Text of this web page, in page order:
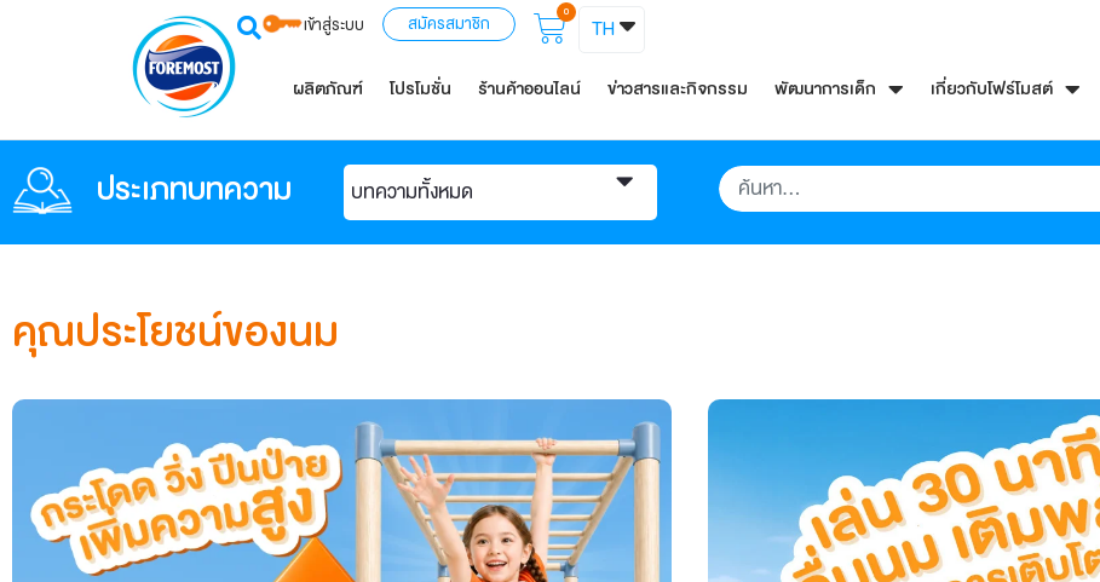
เข้าสู่ระบบ สมัครสมาชิก 0
TH
ผลิตภัณฑ์ โปรโมชั่น ร้านค้าออนไลน์ ข่าวสารและกิจกรรม พัฒนาการเด็ก เกี่ยวกับโฟร์โมสต์
ประเภทบทความ บทความทั้งหมด
คุณประโยชน์ของนม